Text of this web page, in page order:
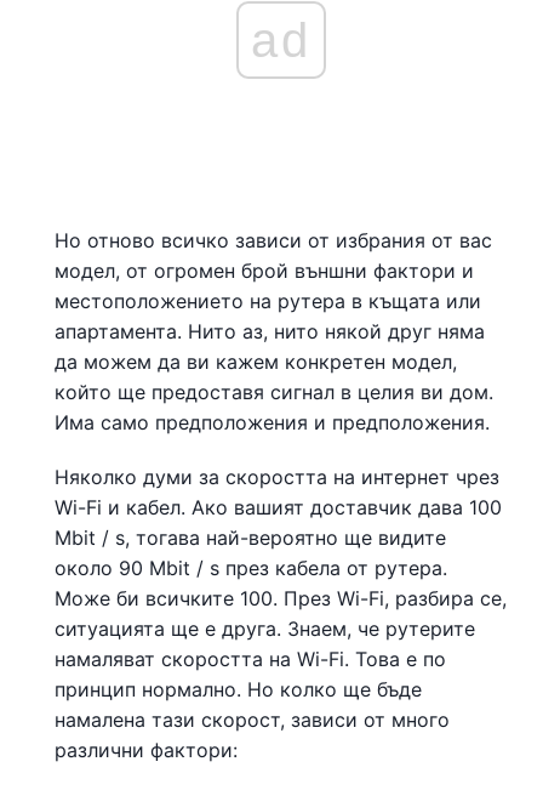
ad
Но отново всичко зависи от избрания от вас
модел, от огромен брой външни фактори и
местоположението на рутера в къщата или
апартамента. Нито аз, нито някой друг няма
да можем да ви кажем конкретен модел,
който ще предоставя сигнал в целия ви дом.
Има само предположения и предположения.
Няколко думи за скоростта на интернет чрез
Wi-Fi и кабел. Ако вашият доставчик дава 100
Mbit / s, тогава най-вероятно ще видите
около 90 Mbit / s през кабела от рутера.
Може би всичките 100. През Wi-Fi, разбира се,
ситуацията ще е друга. Знаем, че рутерите
намаляват скоростта на Wi-Fi. Това е по
принцип нормално. Но колко ще бъде
намалена тази скорост, зависи от много
различни фактори: